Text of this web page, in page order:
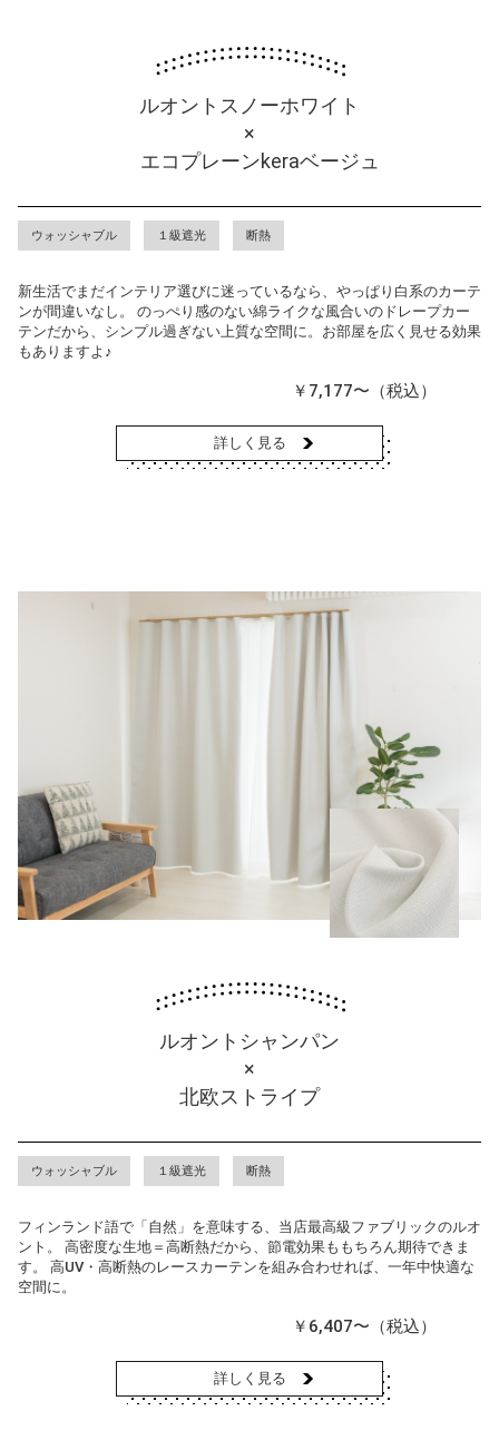
ルオントスノーホワイト
×
エコプレーンkeraベージュ
ウォッシャブル １級遮光 断熱
新生活でまだインテリア選びに迷っているなら、やっぱり白系のカーテ
ンが間違いなし。 のっぺり感のない綿ライクな風合いのドレープカー
テンだから、シンプル過ぎない上質な空間に。お部屋を広く見せる効果
もありますよ♪
￥7,177〜（税込）
詳しく見る
ルオントシャンパン
×
北欧ストライプ
ウォッシャブル １級遮光 断熱
フィンランド語で「自然」を意味する、当店最高級ファブリックのルオ
ント。 高密度な生地＝高断熱だから、節電効果ももちろん期待できま
す。 高UV・高断熱のレースカーテンを組み合わせれば、一年中快適な
空間に。
￥6,407〜（税込）
詳しく見る